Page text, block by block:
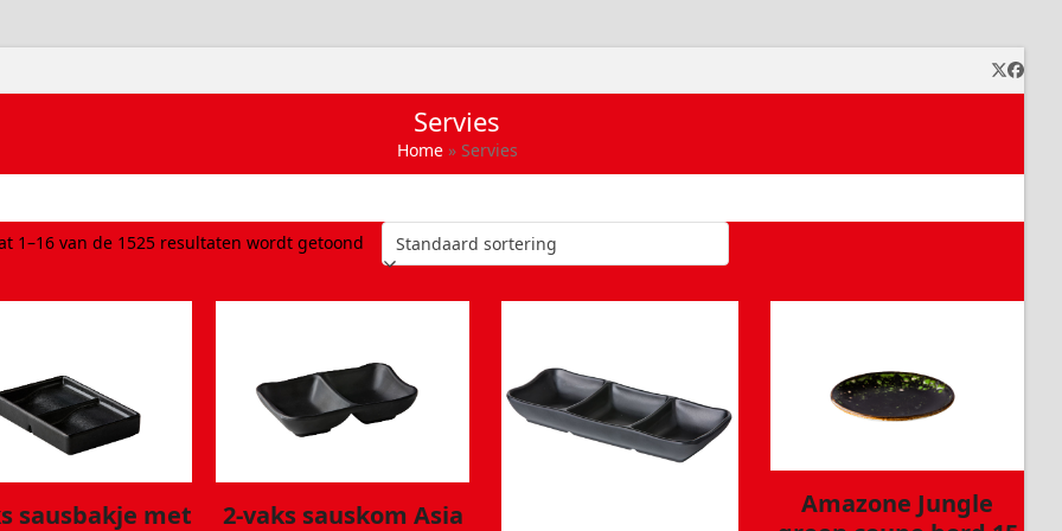
Twitter
Servies
Home» Servies
1–16 van de 1525 resultaten wordt getoond
sausbakje met
2-vaks sauskom Asia
Amazone Jungle